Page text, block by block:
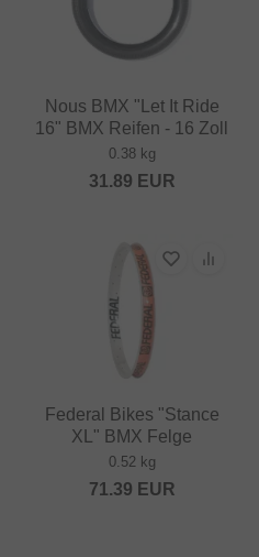
Nous BMX "Let It Ride
16" BMX Reifen - 16 Zoll
0.38 kg
31.89 EUR
Federal Bikes "Stance
XL" BMX Felge
0.52 kg
71.39 EUR